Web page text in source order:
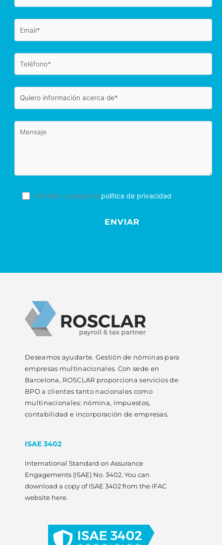
He leído y acepto la política de privacidad.
Deseamos ayudarte. Gestión de nóminas para
empresas multinacionales. Con sede en
Barcelona, ROSCLAR proporciona servicios de
BPO a clientes tanto nacionales como
multinacionales: nómina, impuestos,
contabilidad e incorporación de empresas.
ISAE 3402
International Standard on Assurance
Engagements (ISAE) No. 3402. You can
download a copy of ISAE 3402 from the IFAC
website here.